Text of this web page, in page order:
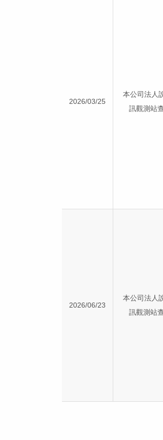
2026/03/25
本公司法人
訊觀測站
2026/06/23
本公司法人
訊觀測站